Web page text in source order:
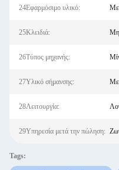
24Εφαρμόσιμο υλικό:
25Κλειδιά:
26Τύπος μηχανής:
27Υλικό σήμανσης:
28Λειτουργία:
29Υπηρεσία μετά την πώληση:
Tags: